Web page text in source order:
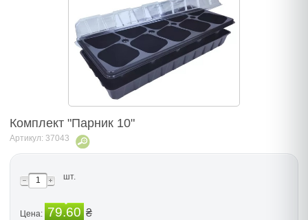
Комплект "Парник 10"
Артикул: 37043
шт.
Цена: 79.60 ₴